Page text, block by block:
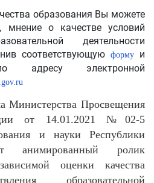
образования Вы можете
мнение о качестве условий
деятельности
соответствующую
форму
и
электронной
Министерства Просвещения
от 14.01.2021 №02-5
и науки Республики
анимированный ролик
оценки качества
образовательной